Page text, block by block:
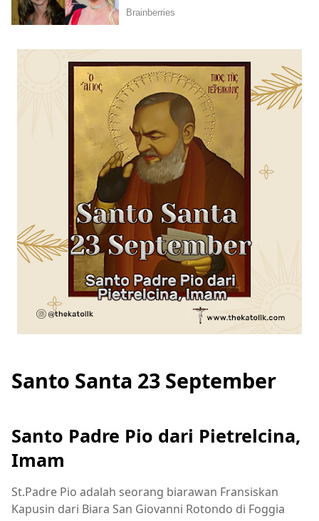
Santo Santa 23 September
Santo Padre Pio dari Pietrelcina,
Imam
St.Padre Pio adalah seorang biarawan Fransiskan
Kapusin dari Biara San Giovanni Rotondo di Foggia